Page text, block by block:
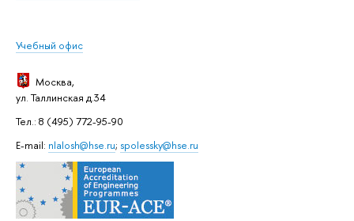
Учебный офис
Москва,
ул. Таллинская д.34
Тел.: 8 (495) 772-95-90
E-mail: nlalosh@hse.ru; spolessky@hse.ru